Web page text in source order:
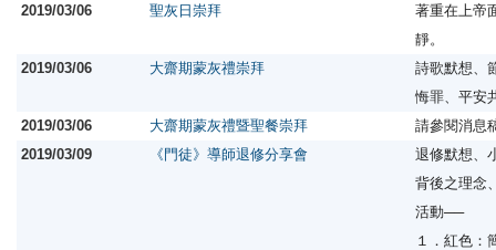
2019/03/06 聖灰日崇拜
著重在上帝
靜。
2019/03/06
大齋期蒙灰禮崇拜
詩歌默想、
悔罪、平安
2019/03/06
大齋期蒙灰禮暨聖餐崇拜
請參閱消息
2019/03/09
《門徒》導師退修分享會
退修默想、
背後之理念
活動──
１．紅色：